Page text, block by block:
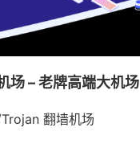
– 老牌高端大机场
翻墙机场